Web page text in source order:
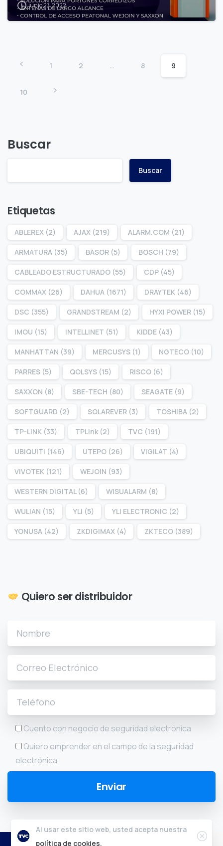
junio 27, 2022
1 2 … 8 9
10
Buscar
Buscar
Etiquetas
ABLEREX (2) AJAX (219) ALARM.COM (21)
ARMATURA (35) BASOR (5) BOSCH (79)
CABLEADO ESTRUCTURADO (55) CDP (45)
COMMAX (26) DAHUA (1671) DRAYTEK (46)
DSC (355) GRANDSTREAM (2) HYXI POWER (15)
IMOU (15) INTELLINET (51) KIDDE (43)
MANHATTAN (39) MERCUSYS (1) NGTECO (10)
PARRES (5) QOLSYS (15) RISCO (6)
SAXXON (8) SBE-TECH (80) SEAGATE (9)
SOFTGUARD (2) SOLAREVER (3) TOSHIBA (2)
TP-LINK (33) TPLink (2) TVC (191)
UBIQUITI (146) UTEPO (26) VIGILAT (4)
VIVOTEK (121) WEJOIN (93)
WESTERN DIGITAL(6) WISUALARM (8)
WULIAN (15) YLI (5) YLI ELECTRONIC (2)
YONUSA (42) ZKDIGIMAX (4) ZKTECO (389)
Quiero ser distribuidor
Cuento con negocio de seguridad electrónica
Quiero emprender en el campo de la seguridad
electrónica
2024 © Tvc.mx - Todos los derechos reservados.
Al usar este sitio web, usted acepta nuestra
política de cookies.